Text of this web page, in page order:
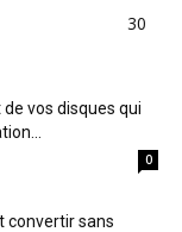
30
de vos disques qui
0
convertir sans